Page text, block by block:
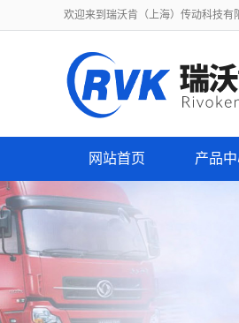
欢迎来到瑞沃肯（上海）传动科技有
网站首页 产品